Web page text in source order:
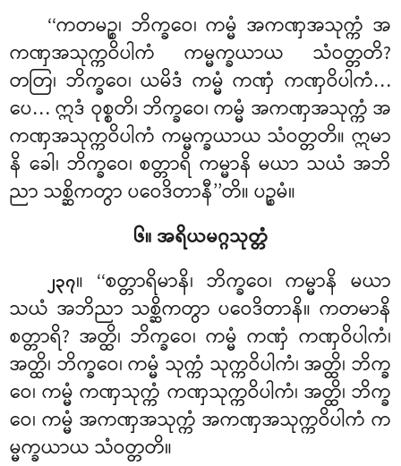
‘‘ကတမဉ္စ၊ ဘိက္ခဝေ၊ ကမ္မံ အကဏှအသုက္ကံ အ
ကဏှအသုက္ကဝိပါကံ ကမ္မက္ခယာယ သံဝတ္တတိ?
တတြ၊ ဘိက္ခဝေ၊ ယမိဒံ ကမ္မံ ကဏှံ ကဏှဝိပါကံ…
ပေ… ဣဒံ ဝုစ္စတိ၊ ဘိက္ခဝေ၊ ကမ္မံ အကဏှအသုက္ကံ အ
ကဏှအသုက္ကဝိပါကံ ကမ္မက္ခယာယ သံဝတ္တတိ။ ဣမာ
နိ ခေါ၊ ဘိက္ခဝေ၊ စတ္တာရိ ကမ္မာနိ မယာ သယံ အဘိ
ညာ သစ္ဆိကတွာ ပဝေဒိတာနီ’’တိ။ ပဉ္စမံ။
၆။ အရိယမဂ္ဂသုတ္တံ
၂၃၇။ ‘‘စတ္တာရိမာနိ၊ ဘိက္ခဝေ၊ ကမ္မာနိ မယာ
သယံ အဘိညာ သစ္ဆိကတွာ ပဝေဒိတာနိ။ ကတမာနိ
စတ္တာရိ? အတ္ထိ၊ ဘိက္ခဝေ၊ ကမ္မံ ကဏှံ ကဏှဝိပါကံ၊
အတ္ထိ၊ ဘိက္ခဝေ၊ ကမ္မံ သုက္ကံ သုက္ကဝိပါကံ၊ အတ္ထိ၊ ဘိက္ခ
ဝေ၊ ကမ္မံ ကဏှသုက္ကံ ကဏှသုက္ကဝိပါကံ၊ အတ္ထိ၊ ဘိက္ခ
ဝေ၊ ကမ္မံ အကဏှအသုက္ကံ အကဏှအသုက္ကဝိပါကံ က
မ္မက္ခယာယ သံဝတ္တတိ။